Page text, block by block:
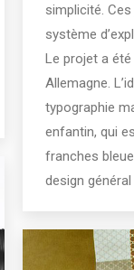
simplicité.
système
Le projet a
Allemagne.
typographie
enfantin, qui
franches
design